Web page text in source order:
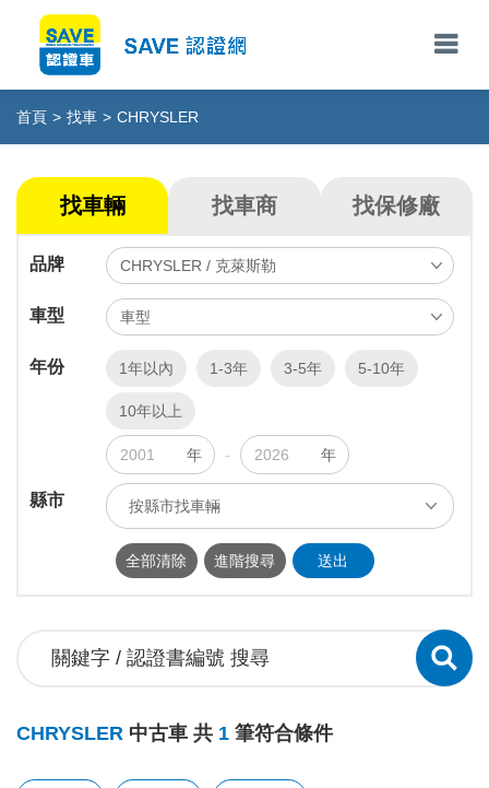
首頁 > 找車 > CHRYSLER
找車輛 找車商 找保修廠
品牌
車型
年份 1年以內 1-3年 3-5年 5-10年
10年以上
年 - 年
縣市 按縣市找車輛
ALL 台北市 新北市 基隆市
全部清除 進階搜尋 送出
CHRYSLER 中古車 共 1 筆符合條件